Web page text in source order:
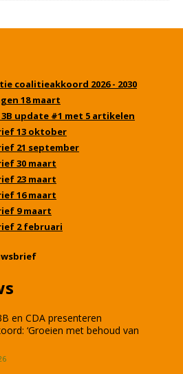
coalitieakkoord 2026 - 2030
18 maart
update #1 met 5 artikelen
13 oktober
21 september
30 maart
23 maart
16 maart
9 maart
2 februari
en CDA presenteren
‘Groeien met behoud van